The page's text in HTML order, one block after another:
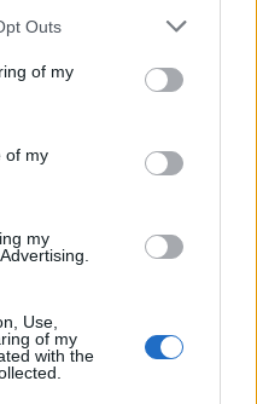
uses one or more Google
You may click to
its third-party tags to
purposes in below Google
Outs
of my
of my
my
Use,
of my
with the
από το
κατέγραψε τη
στο μνημόσυνο
τον θάνατο της
για τρεις
της greek mafia
Πιτουρά,
Χιώτη